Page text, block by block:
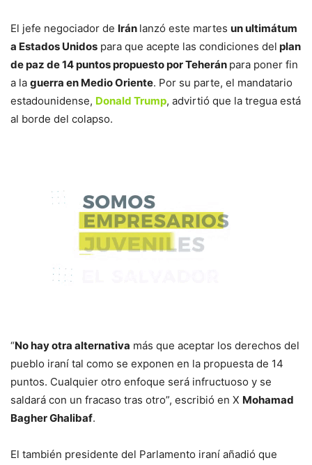
El jefe negociador de Irán lanzó este martes un ultimátum
a Estados Unidos para que acepte las condiciones del plan
de paz de 14 puntos propuesto por Teherán para poner fin
a la guerra en Medio Oriente. Por su parte, el mandatario
estadounidense, Donald Trump, advirtió que la tregua está
al borde del colapso.
“No hay otra alternativa más que aceptar los derechos del
pueblo iraní tal como se exponen en la propuesta de 14
puntos. Cualquier otro enfoque será infructuoso y se
saldará con un fracaso tras otro”, escribió en X Mohamad
Bagher Ghalibaf.
El también presidente del Parlamento iraní añadió que